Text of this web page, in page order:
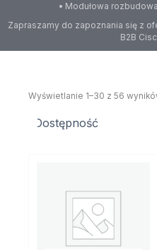
• Modułowa
Zapraszamy do zapoznania się z
B2B
Wyświetlanie 1–30 z 56